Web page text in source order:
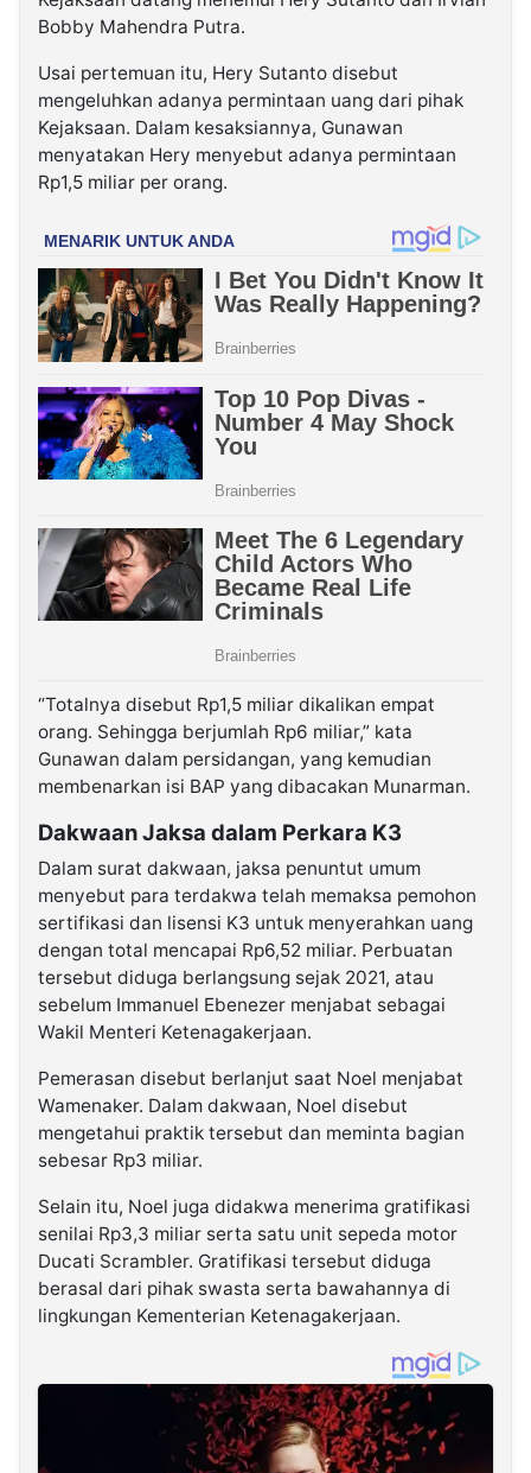
Bobby Mahendra Putra.
Usai pertemuan itu, Hery Sutanto disebut
mengeluhkan adanya permintaan uang dari pihak
Kejaksaan. Dalam kesaksiannya, Gunawan
menyatakan Hery menyebut adanya permintaan
Rp1,5 miliar per orang.
“Totalnya disebut Rp1,5 miliar dikalikan empat
orang. Sehingga berjumlah Rp6 miliar,” kata
Gunawan dalam persidangan, yang kemudian
membenarkan isi BAP yang dibacakan Munarman.
Dakwaan Jaksa dalam Perkara K3
Dalam surat dakwaan, jaksa penuntut umum
menyebut para terdakwa telah memaksa pemohon
sertifikasi dan lisensi K3 untuk menyerahkan uang
dengan total mencapai Rp6,52 miliar. Perbuatan
tersebut diduga berlangsung sejak 2021, atau
sebelum Immanuel Ebenezer menjabat sebagai
Wakil Menteri Ketenagakerjaan.
Pemerasan disebut berlanjut saat Noel menjabat
Wamenaker. Dalam dakwaan, Noel disebut
mengetahui praktik tersebut dan meminta bagian
sebesar Rp3 miliar.
Selain itu, Noel juga didakwa menerima gratifikasi
senilai Rp3,3 miliar serta satu unit sepeda motor
Ducati Scrambler. Gratifikasi tersebut diduga
berasal dari pihak swasta serta bawahannya di
lingkungan Kementerian Ketenagakerjaan.